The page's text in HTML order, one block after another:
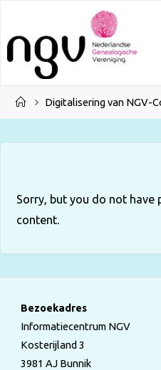
de
inhoud
HomeDigitalisering van NGV-
Sorry, but you do not have
content.
Bezoekadres
Informatiecentrum NGV
Kosterijland 3
3981 AJ Bunnik